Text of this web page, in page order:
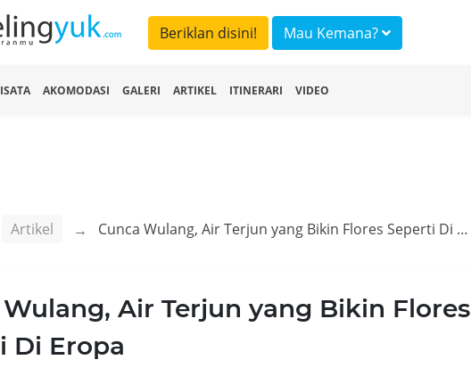
Beriklan disini! Mau Kemana?
AKOMODASI GALERI ARTIKEL ITINERARI VIDEO
Artikel Cunca Wulang, Air Terjun yang Bikin Flores Seperti Di Eropa
Air Terjun yang Bikin Flores
Di Eropa